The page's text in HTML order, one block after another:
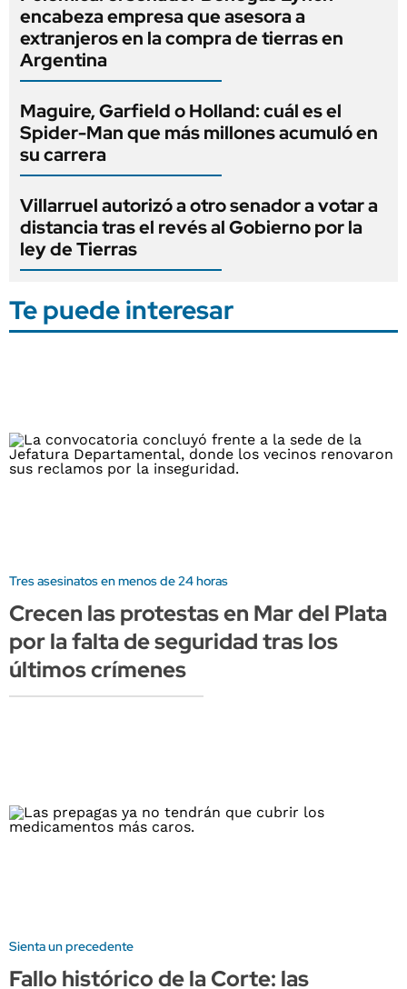
encabeza empresa que asesora a
extranjeros en la compra de tierras en
Argentina
Maguire, Garfield o Holland: cuál es el
Spider-Man que más millones acumuló en
su carrera
Villarruel autorizó a otro senador a votar a
distancia tras el revés al Gobierno por la
ley de Tierras
Te puede interesar
Tres asesinatos en menos de 24 horas
Crecen las protestas en Mar del Plata
por la falta de seguridad tras los
últimos crímenes
Sienta un precedente
Fallo histórico de la Corte: las